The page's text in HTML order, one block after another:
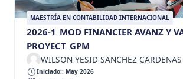
MAESTRÍA EN CONTABILIDAD INTERNACIONAL
2026-1_MOD FINANCIER AVANZ Y
PROYECT_GPM
WILSON YESID SANCHEZ CARDENAS
Iniciado:: May 2026